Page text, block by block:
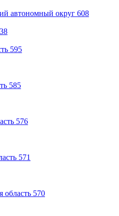
автономный округ 608
595
585
576
571
область 570